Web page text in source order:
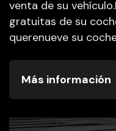
venta de su
gratuitas de su
querenueve su
Más información